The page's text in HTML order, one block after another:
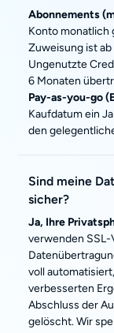
Abonnements
Konto monatlich
Zuweisung ist
Ungenutzte
6 Monaten
Pay-as-you-go
Kaufdatum ein
den
Sind meine
sicher?
Ja, Ihre
verwenden
voll
verbesserten
Abschluss der
gelöscht. Wir